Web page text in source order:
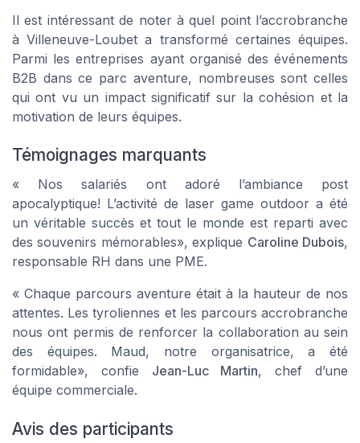
Il est intéressant de noter à quel point l’accrobranche
à Villeneuve-Loubet a transformé certaines équipes.
Parmi les entreprises ayant organisé des événements
B2B dans ce parc aventure, nombreuses sont celles
qui ont vu un impact significatif sur la cohésion et la
motivation de leurs équipes.
Témoignages marquants
« Nos salariés ont adoré l’ambiance post
apocalyptique! L’activité de laser game outdoor a été
un véritable succès et tout le monde est reparti avec
des souvenirs mémorables», explique Caroline Dubois,
responsable RH dans une PME.
« Chaque parcours aventure était à la hauteur de nos
attentes. Les tyroliennes et les parcours accrobranche
nous ont permis de renforcer la collaboration au sein
des équipes. Maud, notre organisatrice, a été
formidable», confie Jean-Luc Martin, chef d’une
équipe commerciale.
Avis des participants